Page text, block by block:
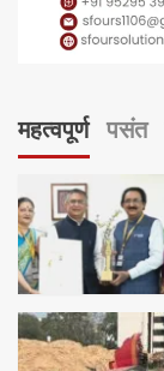
महत्वपूर्ण पसंत